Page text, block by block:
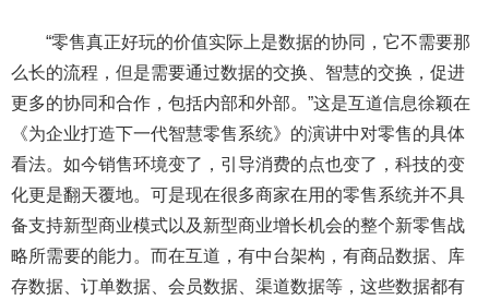
“零售真正好玩的价值实际上是数据的协同，它不需要那
么长的流程，但是需要通过数据的交换、智慧的交换，促进
更多的协同和合作，包括内部和外部。”这是互道信息徐颖在
《为企业打造下一代智慧零售系统》的演讲中对零售的具体
看法。如今销售环境变了，引导消费的点也变了，科技的变
化更是翻天覆地。可是现在很多商家在用的零售系统并不具
备支持新型商业模式以及新型商业增长机会的整个新零售战
略所需要的能力。而在互道，有中台架构，有商品数据、库
存数据、订单数据、会员数据、渠道数据等，这些数据都有